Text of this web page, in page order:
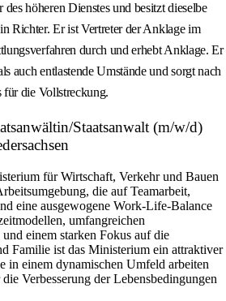
höheren Dienstes und besitzt dieselbe
Richter. Er ist Vertreter der Anklage im
durch und erhebt Anklage. Er
auch entlastende Umstände und sorgt nach
für die Vollstreckung.
Staatsanwalt (m/w/d)
für Wirtschaft, Verkehr und Bauen
die auf Teamarbeit,
eine ausgewogene Work-Life-Balance
umfangreichen
einem starken Fokus auf die
Familie ist das Ministerium ein attraktiver
in einem dynamischen Umfeld arbeiten
Verbesserung der Lebensbedingungen